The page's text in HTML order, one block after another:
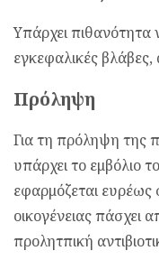
Υπάρχει
εγκεφαλικές
Πρόληψη
Για τη πρόληψη της
υπάρχει το εμβόλιο
εφαρμόζεται ευρέως
οικογένειας πάσχει
προλητπική